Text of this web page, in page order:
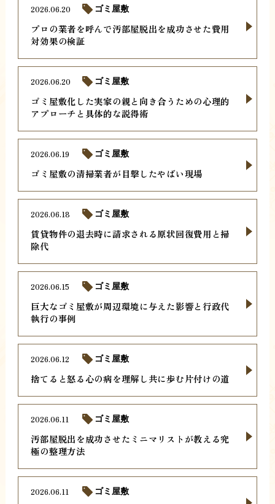
プロの業者を呼んで汚部屋脱出を成功させた費用
対効果の検証
2026.06.20 ゴミ屋敷
ゴミ屋敷化した実家の親と向き合うための心理的
アプローチと具体的な説得術
2026.06.20 ゴミ屋敷
ゴミ屋敷の清掃業者が目撃したやばい現場
2026.06.19 ゴミ屋敷
賃貸物件の退去時に請求される原状回復費用と掃
除代
2026.06.18 ゴミ屋敷
巨大なゴミ屋敷が周辺環境に与えた影響と行政代
執行の事例
2026.06.15 ゴミ屋敷
捨てると怒る心の病を理解し共に歩む片付けの道
2026.06.12 ゴミ屋敷
汚部屋脱出を成功させたミニマリストが教える究
極の整理方法
2026.06.11 ゴミ屋敷
2026.06.11 ゴミ屋敷